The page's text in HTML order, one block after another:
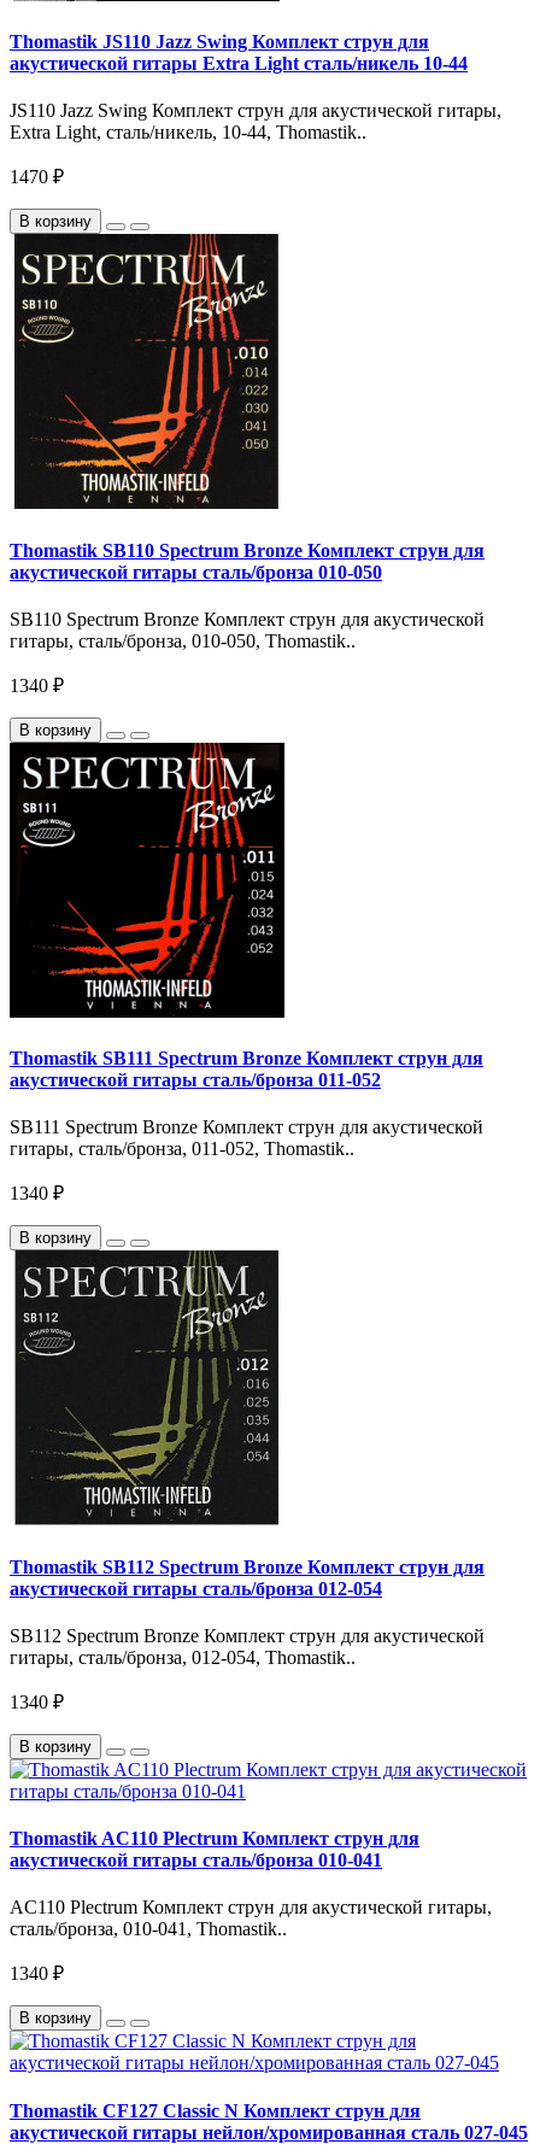
Thomastik JS110 Jazz Swing Комплект струн для
акустической гитары Еxtra Light сталь/никель 10-44
JS110 Jazz Swing Комплект струн для акустической гитары,
Еxtra Light, сталь/никель, 10-44, Thomastik..
1470 ₽
В корзину
Thomastik SB110 Spectrum Bronze Комплект струн для
акустической гитары сталь/бронза 010-050
SB110 Spectrum Bronze Комплект струн для акустической
гитары, сталь/бронза, 010-050, Thomastik..
1340 ₽
В корзину
Thomastik SB111 Spectrum Bronze Комплект струн для
акустической гитары сталь/бронза 011-052
SB111 Spectrum Bronze Комплект струн для акустической
гитары, сталь/бронза, 011-052, Thomastik..
1340 ₽
В корзину
Thomastik SB112 Spectrum Bronze Комплект струн для
акустической гитары сталь/бронза 012-054
SB112 Spectrum Bronze Комплект струн для акустической
гитары, сталь/бронза, 012-054, Thomastik..
1340 ₽
В корзину
Thomastik AC110 Plectrum Комплект струн для
акустической гитары сталь/бронза 010-041
AC110 Plectrum Комплект струн для акустической гитары,
сталь/бронза, 010-041, Thomastik..
1340 ₽
В корзину
Thomastik CF127 Classic N Комплект струн для
акустической гитары нейлон/хромированная сталь 027-045